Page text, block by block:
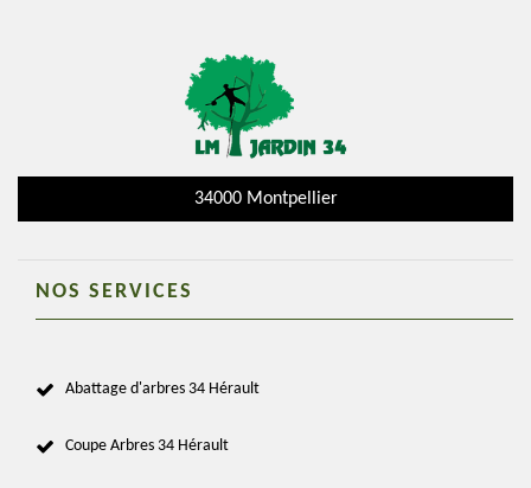
34000 Montpellier
NOS SERVICES
Abattage d'arbres 34 Hérault
Coupe Arbres 34 Hérault